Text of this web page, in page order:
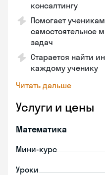
консалтингу
Помогает
самостоятельное
задач
Старается найти
каждому ученику
Читать дальше
Услуги и цены
Математика
Мини-курс
Уроки